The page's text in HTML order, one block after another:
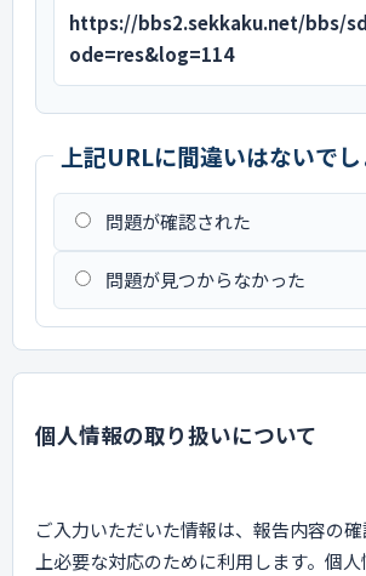
https://bbs2.sekkaku.net/bbs/
ode=res&log=114
上記URLに間違いはないでし
問題が確認された
問題が見つからなかった
個人情報の取り扱いについて
ご入力いただいた情報は、報告内容の
上必要な対応のために利用します。個